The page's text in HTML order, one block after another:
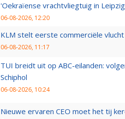
'Oekraïense vrachtvliegtuig in
06-08-2026, 12:20
KLM stelt eerste commerciële
06-08-2026, 11:17
TUI breidt uit op ABC-eilanden:
Schiphol
06-08-2026, 10:24
Nieuwe ervaren CEO moet het tij